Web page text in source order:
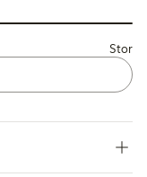
Stor